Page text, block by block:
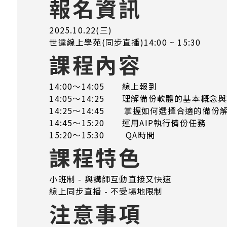
報名資訊
2025.10.22(三)
世達線上學苑(同步直播)14:00 ~ 15:30
課程內容
14:00～14:05 線上報到
14:05～14:25 理解備份軟體的基本概念與
14:25～14:45 掌握如何選擇合適的備份
14:45～15:20 運用AIP執行備份任務
15:20～15:30 QA時間
課程特色
小班制 - 與講師互動直接又快速
線上同步直播 - 不受場地限制
注意事項